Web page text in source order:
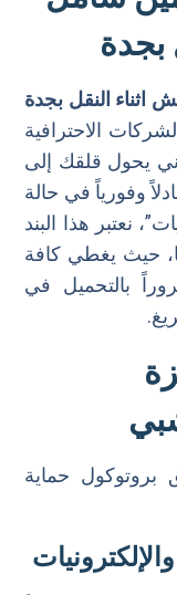
بجدة
اثناء النقل بجدة
الاحترافية
يحول قلقك إلى
وفورياً في حالة
نعتبر هذا البند
حيث يغطي كافة
بالتحميل في
حماية